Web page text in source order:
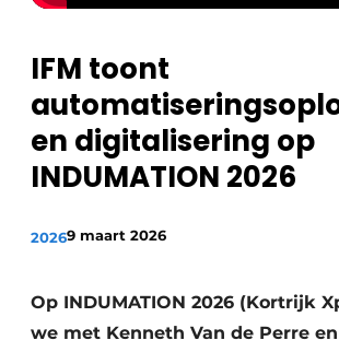
Vacature aanmelden
Vacatures
Video’s
IFM toont
en digitalisering op
INDUMATION 2026
20269 maart 2026
Op INDUMATION 2026 (Kortrijk
we met Kenneth Van de Perre